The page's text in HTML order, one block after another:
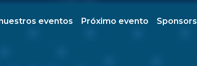
eventos Próximo evento Sponsors